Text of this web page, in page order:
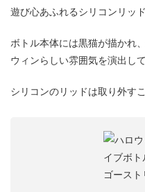
遊び心あふれるシリコンリッ
ボトル本体には黒猫が描かれ
ウィンらしい雰囲気を演出して
シリコンのリッドは取り外す